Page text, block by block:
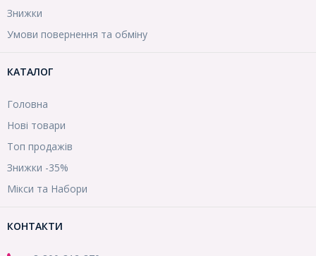
Знижки
Умови повернення та обміну
КАТАЛОГ
Головна
Нові товари
Топ продажів
Знижки -35%
Мікси та Набори
КОНТАКТИ